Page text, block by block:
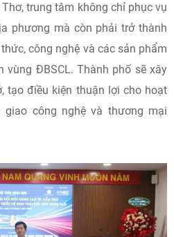
sinh thái đổi mới sáng tạo. (Ảnh: HV)
Quang Tùng, Ủy viên Ban Chấp
thư Thành ủy Cần Thơ khẳng
tạo của thành phố phải được
động, linh hoạt, phát huy tối đa
nghiệp, nhà khoa học và
trung tâm không chỉ phục vụ
phương mà còn phải trở thành
công nghệ và các sản phẩm